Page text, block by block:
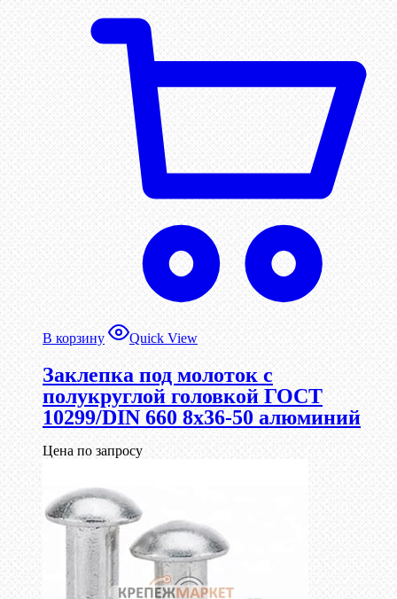
В корзину Quick View
Заклепка под молоток с
полукруглой головкой ГОСТ
10299/DIN 660 8х36-50 алюминий
Цена по запросу